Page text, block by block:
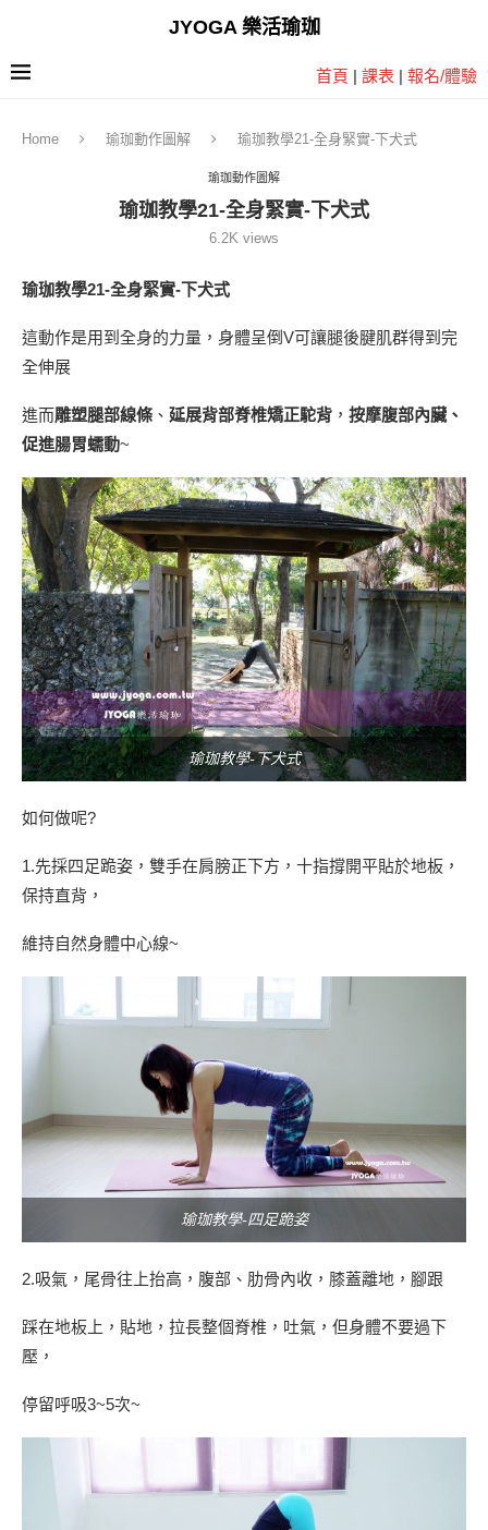
JYOGA 樂活瑜珈
首頁 | 課表 | 報名/體驗
Home 瑜珈動作圖解 瑜珈教學21-全身緊實-下犬式
瑜珈動作圖解
瑜珈教學21-全身緊實-下犬式
6.2K views
瑜珈教學21-全身緊實-下犬式
這動作是用到全身的力量，身體呈倒V可讓腿後腱肌群得到完
全伸展
進而雕塑腿部線條 、 延展背部脊椎矯正駝背 ， 按摩腹部內臟、
促進腸胃蠕動~
瑜珈教學-下犬式
如何做呢?
1.先採四足跪姿，雙手在肩膀正下方，十指撐開平貼於地板，
保持直背，
維持自然身體中心線~
瑜珈教學-四足跪姿
2.吸氣，尾骨往上抬高，腹部、肋骨內收，膝蓋離地，腳跟
踩在地板上，貼地，拉長整個脊椎，吐氣，但身體不要過下
壓，
停留呼吸3~5次~